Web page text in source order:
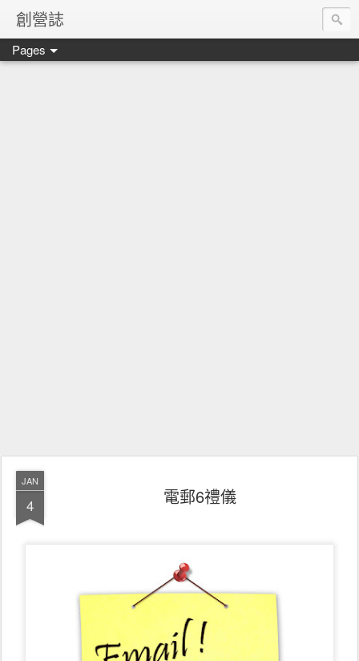
創營誌
Pages
JAN
4 電郵6禮儀